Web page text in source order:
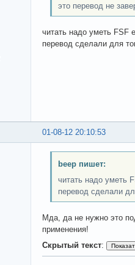
это перевод не
читать надо уметь FSF
перевод сделали для
01-08-12 20:10:53
beep пишет:
читать надо уметь
перевод сделали
Мда, да не нужно это
применения!
Скрытый текст: